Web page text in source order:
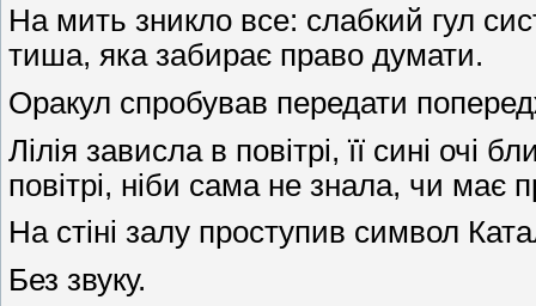
На мить зникло все: слабкий гул
тиша, яка забирає право думати.
Оракул спробував передати
Лілія зависла в повітрі, її сині
повітрі, ніби сама не знала, чи має
На стіні залу проступив символ
Без звуку.